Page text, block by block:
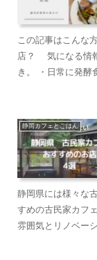
この記事はこんな
店？ 気になる情報をまとめた記事がみたい。 ・発酵食品が好
き。 ・日常に発酵食品を取り入れた料理を作りたい。 ・からだに
静岡カフェとごはん
静岡県には様々な
すめの古民家カフェをご紹介。 古民家
雰囲気とリノベーションさ